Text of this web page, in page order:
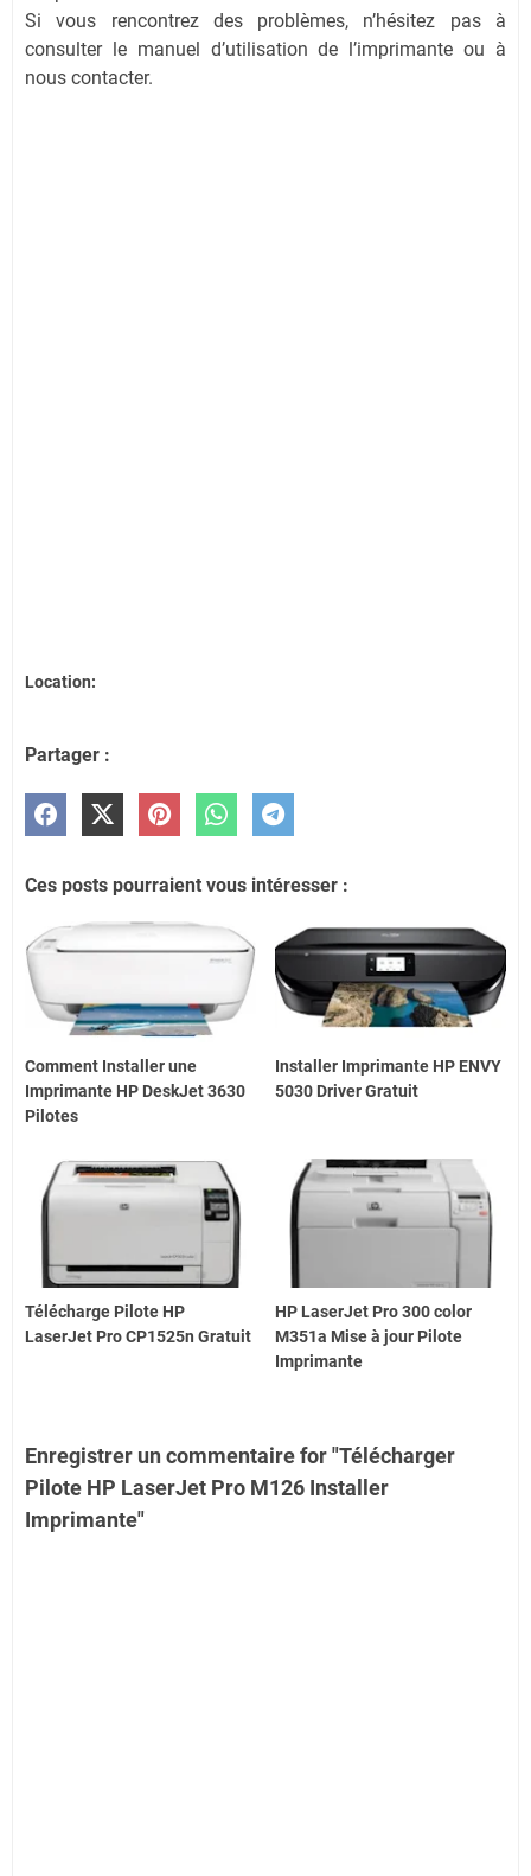
Si vous rencontrez des problèmes, n’hésitez pas à
consulter le manuel d’utilisation de l’imprimante ou à
nous contacter.
Location:
Partager :
Ces posts pourraient vous intéresser :
Comment Installer une
Imprimante HP DeskJet 3630
Pilotes
Installer Imprimante HP ENVY
5030 Driver Gratuit
Télécharge Pilote HP
LaserJet Pro CP1525n Gratuit
HP LaserJet Pro 300 color
M351a Mise à jour Pilote
Imprimante
Enregistrer un commentaire for "Télécharger
Pilote HP LaserJet Pro M126 Installer
Imprimante"